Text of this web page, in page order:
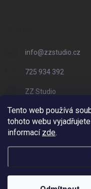
Tento web používá
tohoto webu
informací zde.
info@zzstudio.cz
725 934 392
ZZ Studio
zzstudio_cz
ZZ